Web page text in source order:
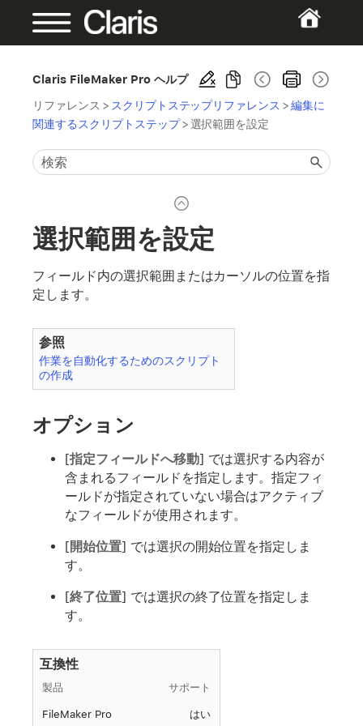
Claris FileMaker Pro ヘルプ
リファレンス > スクリプトステップリファレンス >編集に
関連するスクリプトステップ >選択範囲を設定
選択範囲を設定
フィールド内の選択範囲またはカーソルの位置を指
定します。
参照
作業を自動化するためのスクリプト
の作成
オプション
[指定フィールドへ移動] では選択する内容が
含まれるフィールドを指定します。指定フィ
ールドが指定されていない場合はアクティブ
なフィールドが使用されます。
[開始位置] では選択の開始位置を指定しま
す。
[終了位置] では選択の終了位置を指定しま
す。
互換性
製品 サポート
FileMaker Pro はい